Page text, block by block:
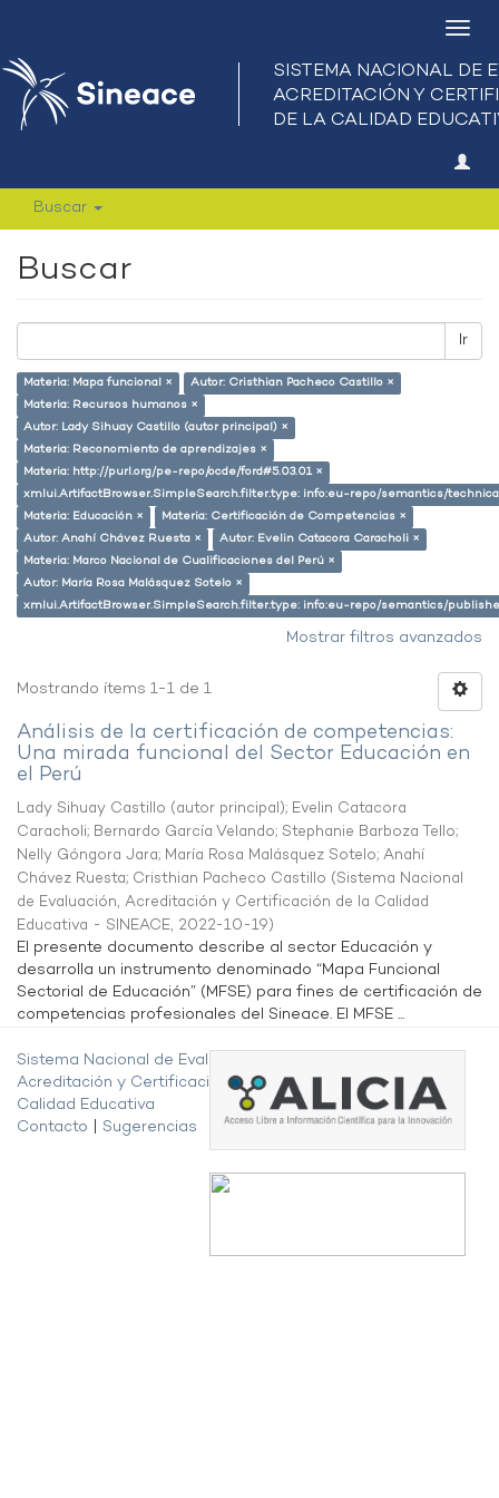
Buscar
Buscar
Ir
Materia: Mapa funcional ×
Autor: Cristhian Pacheco Castillo ×
Materia: Recursos humanos ×
Autor: Lady Sihuay Castillo (autor principal) ×
Materia: Reconomiento de aprendizajes ×
Materia: http://purl.org/pe-repo/ocde/ford#5.03.01 ×
xmlui.ArtifactBrowser.SimpleSearch.filter.type: info:eu-repo/semantics/
Materia: Educación ×
Materia: Certificación de Competencias ×
Autor: Anahí Chávez Ruesta ×
Autor: Evelin Catacora Caracholi ×
Materia: Marco Nacional de Cualificaciones del Perú ×
Autor: María Rosa Malásquez Sotelo ×
xmlui.ArtifactBrowser.SimpleSearch.filter.type: info:eu-repo/semantics/
Mostrar filtros avanzados
Mostrando ítems 1-1 de 1
Análisis de la certificación de competencias:
Una mirada funcional del Sector Educación en
el Perú
Lady Sihuay Castillo (autor principal); Evelin Catacora
Caracholi; Bernardo García Velando; Stephanie Barboza Tello;
Nelly Góngora Jara; María Rosa Malásquez Sotelo; Anahí
Chávez Ruesta; Cristhian Pacheco Castillo (Sistema Nacional
de Evaluación, Acreditación y Certificación de la Calidad
Educativa - SINEACE, 2022-10-19)
El presente documento describe al sector Educación y
desarrolla un instrumento denominado “Mapa Funcional
Sectorial de Educación” (MFSE) para fines de certificación de
competencias profesionales del Sineace. El MFSE ...
Sistema Nacional de Evaluación,
Acreditación y Certificación de la
Calidad Educativa
Contacto
Sugerencias